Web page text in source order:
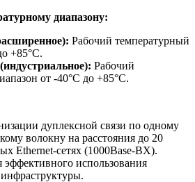
диапазону:
Рабочий температурный
+85°C.
Рабочий
от -40°C до +85°C.
дуплексной связи по одному
волокну на расстояния до 20
Ethernet-сетях (1000Base-BX).
использования